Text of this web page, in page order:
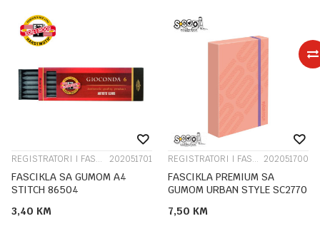
REGISTRATORI I FASCIKLE 202051701
FASCIKLA SA GUMOM A4
STITCH 86504
3,40 KM
REGISTRATORI I FASCIKLE 202051700
FASCIKLA PREMIUM SA
GUMOM URBAN STYLE SC2770
7,50 KM